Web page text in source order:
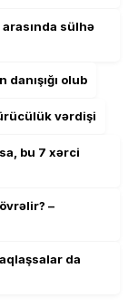
sülhə
olub
vərdişi
bu 7 xərci
–
da